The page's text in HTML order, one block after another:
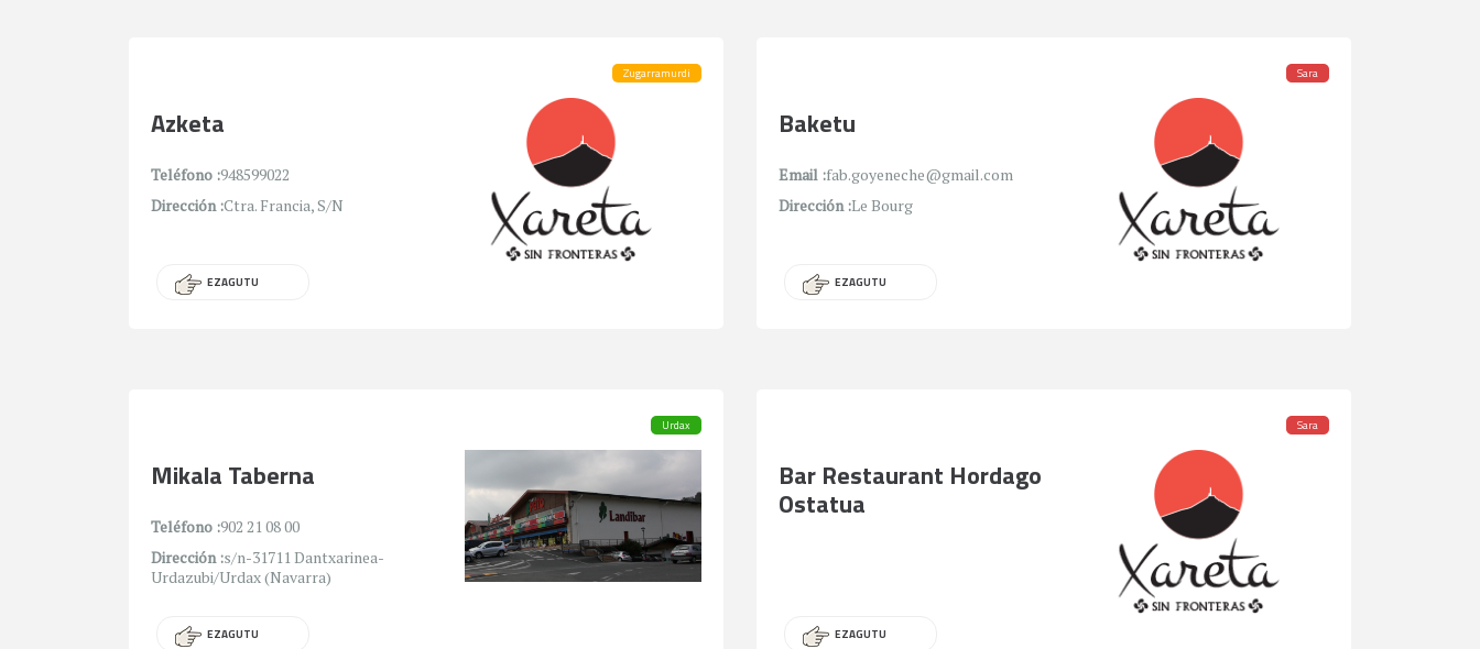
Zugarramurdi
Azketa
Teléfono :948599022
Dirección :Ctra. Francia, S/N
EZAGUTU
Sara
Baketu
Email :fab.goyeneche@gmail.com
Dirección :Le Bourg
EZAGUTU
Urdax
Mikala Taberna
Teléfono :902 21 08 00
Dirección :s/n-31711 Dantxarinea-
Urdazubi/Urdax (Navarra)
EZAGUTU
Sara
Bar Restaurant Hordago
Ostatua
EZAGUTU